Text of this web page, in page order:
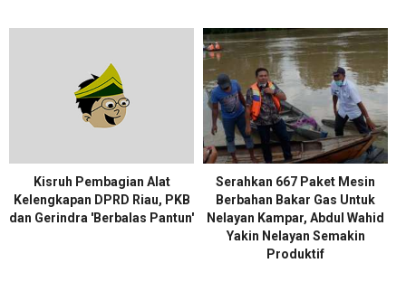
Kisruh Pembagian Alat
Kelengkapan DPRD Riau, PKB
dan Gerindra 'Berbalas Pantun'
Serahkan 667 Paket Mesin
Berbahan Bakar Gas Untuk
Nelayan Kampar, Abdul Wahid
Yakin Nelayan Semakin
Produktif